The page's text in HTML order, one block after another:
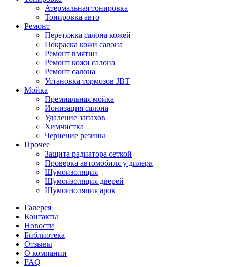
Атермальная тонировка
Тонировка авто
Ремонт
Перетяжка салона кожей
Покраска кожи салона
Ремонт вмятин
Ремонт кожи салона
Ремонт салона
Установка тормозов JBT
Мойка
Премиальная мойка
Ионизация салона
Удаление запахов
Химчистка
Чернение резины
Прочее
Защита радиатора сеткой
Проверка автомобиля у дилера
Шумоизоляция
Шумоизоляция дверей
Шумоизоляция арок
Галерея
Контакты
Новости
Библиотека
Отзывы
О компании
FAQ